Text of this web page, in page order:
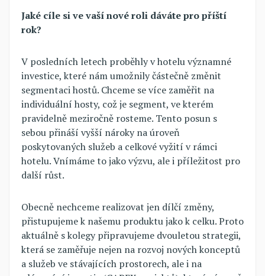
Jaké cíle si ve vaší nové roli dáváte pro příští
rok?
V posledních letech proběhly v hotelu významné
investice, které nám umožnily částečně změnit
segmentaci hostů. Chceme se více zaměřit na
individuální hosty, což je segment, ve kterém
pravidelně meziročně rosteme. Tento posun s
sebou přináší vyšší nároky na úroveň
poskytovaných služeb a celkové vyžití v rámci
hotelu. Vnímáme to jako výzvu, ale i příležitost pro
další růst.
Obecně nechceme realizovat jen dílčí změny,
přistupujeme k našemu produktu jako k celku. Proto
aktuálně s kolegy připravujeme dvouletou strategii,
která se zaměřuje nejen na rozvoj nových konceptů
a služeb ve stávajících prostorech, ale i na